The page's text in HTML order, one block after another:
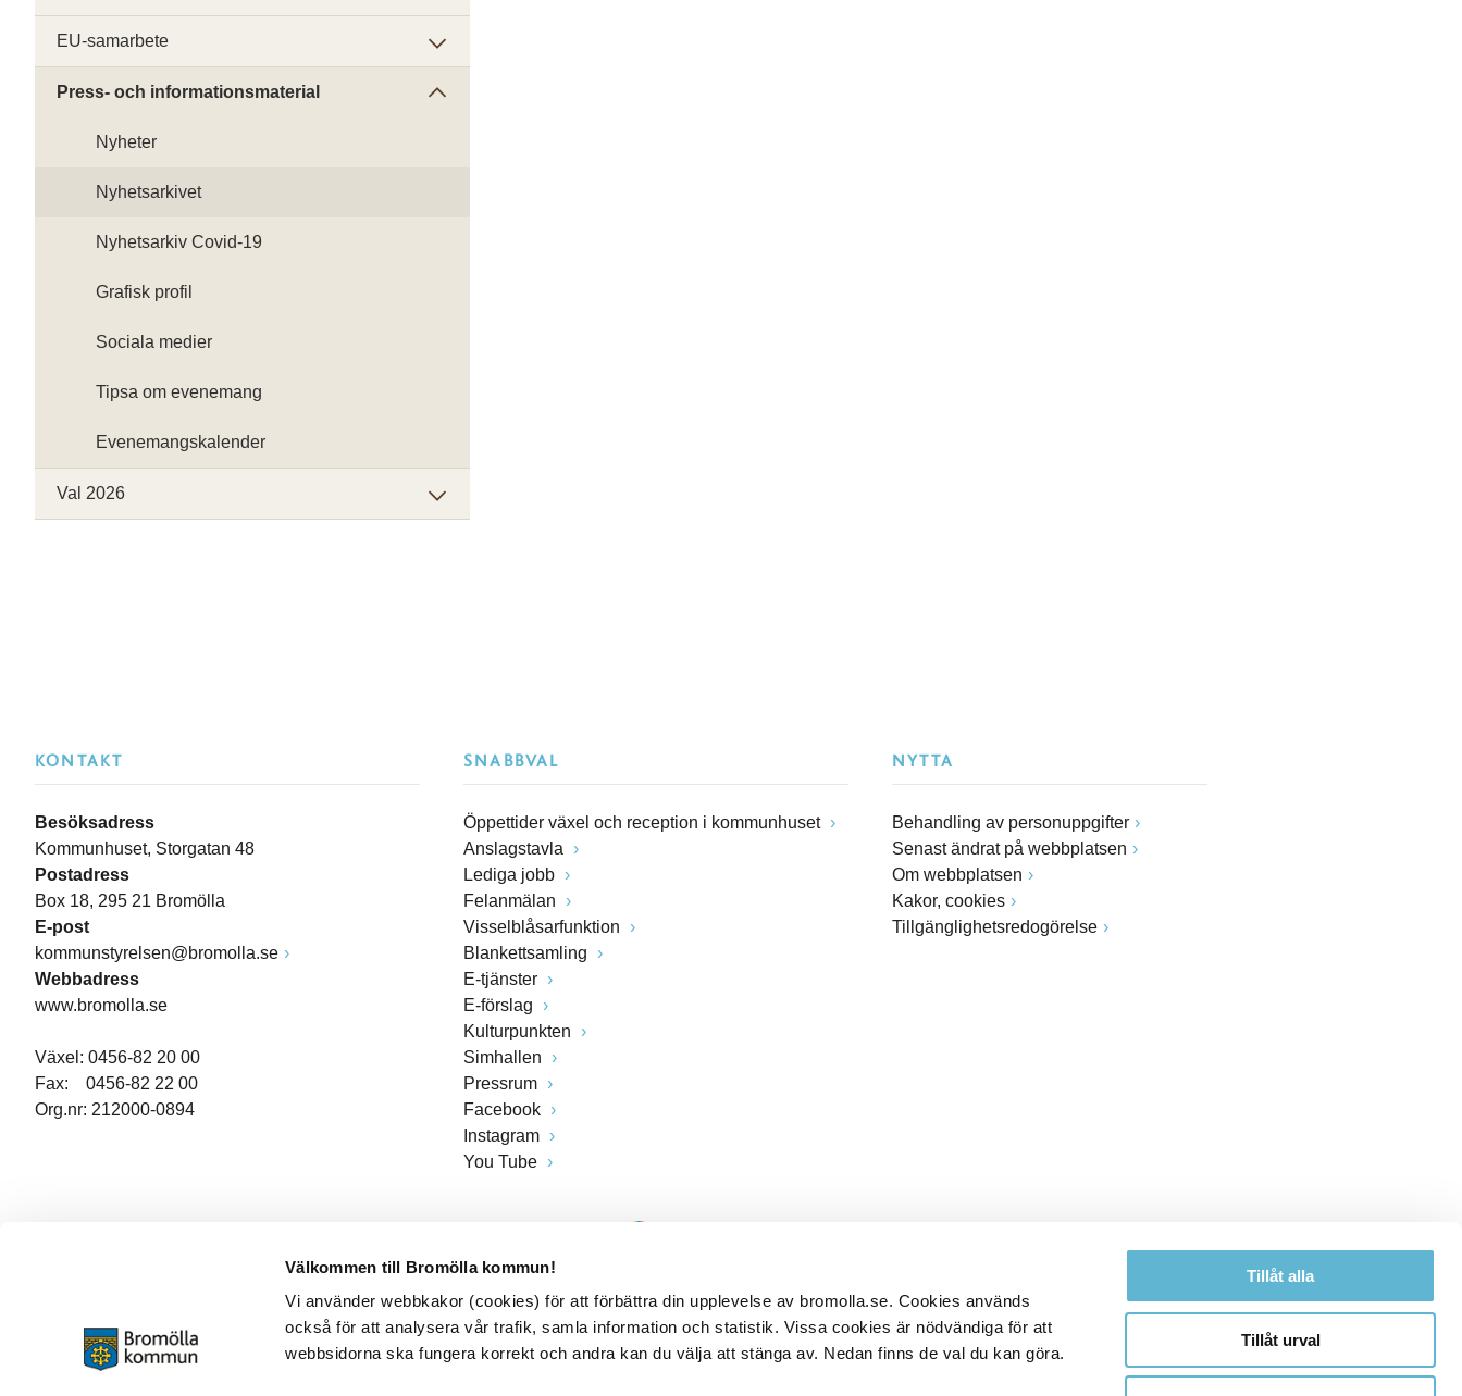
Välkommen till Bromölla kommun!
Vi använder webbkakor (cookies) för att förbättra din upplevelse av bromolla.se. Cookies används
också för att analysera vår trafik, samla information och statistik. Vissa cookies är nödvändiga för att
webbsidorna ska fungera korrekt och andra kan du välja att stänga av. Nedan finns de val du kan göra.
Tillåt alla
Tillåt urval
EU-samarbete
Press- och informationsmaterial
Nyheter
Nyhetsarkivet
Nyhetsarkiv Covid-19
Grafisk profil
Sociala medier
Tipsa om evenemang
Evenemangskalender
Val 2026
KONTAKT
Besöksadress
Kommunhuset, Storgatan 48
Postadress
Box 18, 295 21 Bromölla
E-post
kommunstyrelsen@bromolla.se
Webbadress
www.bromolla.se
Växel: 0456-82 20 00
Fax: 0456-82 22 00
Org.nr: 212000-0894
SNABBVAL
Öppettider växel och reception i kommunhuset
Anslagstavla
Lediga jobb
Felanmälan
Visselblåsarfunktion
Blankettsamling
E-tjänster
E-förslag
Kulturpunkten
Simhallen
Pressrum
Facebook
Instagram
You Tube
NYTTA
Behandling av personuppgifter
Senast ändrat på webbplatsen
Om webbplatsen
Kakor, cookies
Tillgänglighetsredogörelse